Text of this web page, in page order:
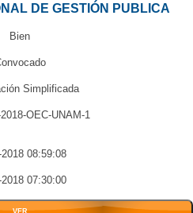
DE GESTIÓN PUBLICA
Bien
Simplificada
OEC-UNAM-1
08:59:08
2018 07:30:00
VER